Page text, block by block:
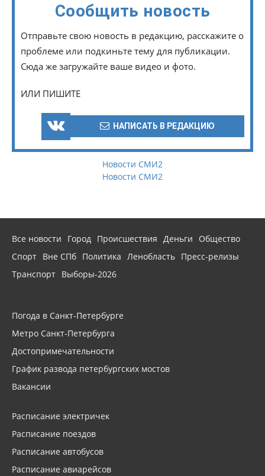
Сообщить новость
Отправьте свою новость в редакцию, расскажите о
проблеме или подкиньте тему для публикации.
Сюда же загружайте ваше видео и фото.
ИЛИ ПИШИТЕ
НАПИСАТЬ В РЕДАКЦИЮ
Новости СМИ2
Новости СМИ2
Все новости Город Происшествия Деньги
Общество
Спорт Вне СПб Политика Ленобласть Пресс-релизы
Транспорт Выборы-2026
Погода в Санкт-Петербурге
Метро Санкт-Петербурга
Достопримечательности
График развода петербургских мостов
Вакансии
Расписание электричек
Расписание поездов
Расписание автобусов
Расписание авиарейсов